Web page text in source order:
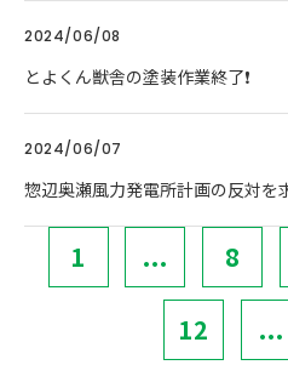
2024/06/08
とよくん獣舎の塗装作業終了❗
2024/06/07
惣辺奥瀬風力発電所計画の反対を
1 ... 8
12 ...